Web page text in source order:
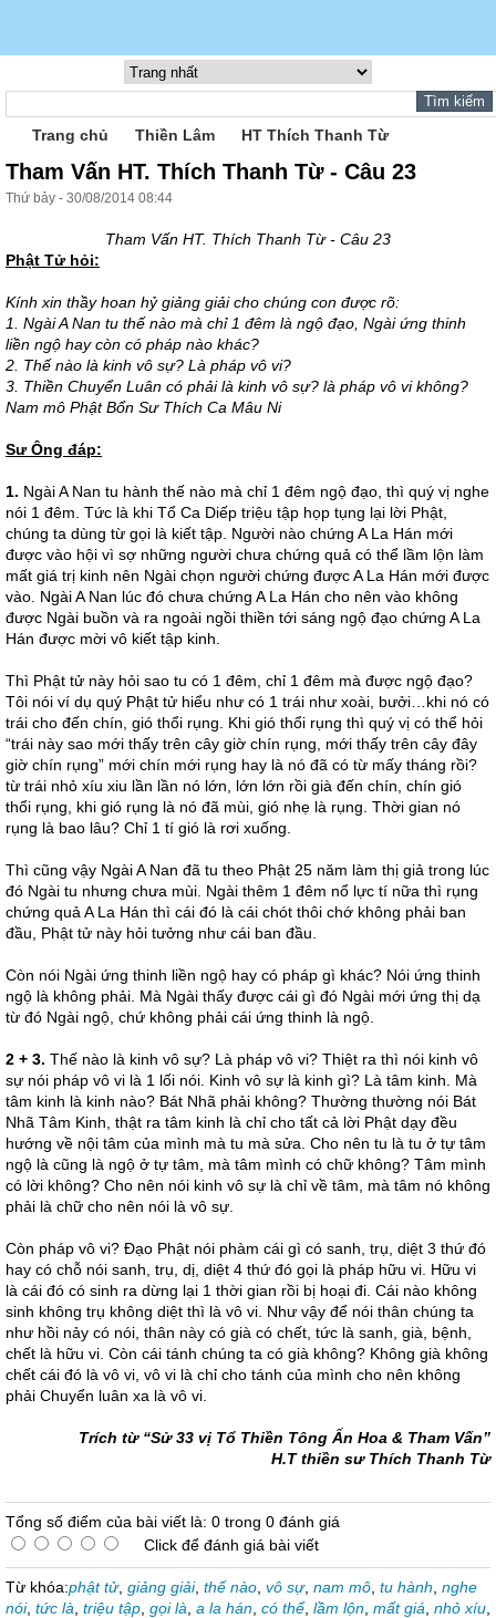
Trang chủ Thiền Lâm HT Thích Thanh Từ
Tham Vấn HT. Thích Thanh Từ - Câu 23
Thứ bảy - 30/08/2014 08:44
Tham Vấn HT. Thích Thanh Từ - Câu 23
Phật Tử hỏi:
Kính xin thầy hoan hỷ giảng giải cho chúng con được rõ:
1. Ngài A Nan tu thế nào mà chỉ 1 đêm là ngộ đạo, Ngài ứng thinh
liền ngộ hay còn có pháp nào khác?
2. Thế nào là kinh vô sự? Là pháp vô vi?
3. Thiền Chuyển Luân có phải là kinh vô sự? là pháp vô vi không?
Nam mô Phật Bổn Sư Thích Ca Mâu Ni
Sư Ông đáp:
1. Ngài A Nan tu hành thế nào mà chỉ 1 đêm ngộ đạo, thì quý vị nghe
nói 1 đêm. Tức là khi Tổ Ca Diếp triệu tập họp tụng lại lời Phật,
chúng ta dùng từ gọi là kiết tập. Người nào chứng A La Hán mới
được vào hội vì sợ những người chưa chứng quả có thể lầm lộn làm
mất giá trị kinh nên Ngài chọn người chứng được A La Hán mới được
vào. Ngài A Nan lúc đó chưa chứng A La Hán cho nên vào không
được Ngài buồn và ra ngoài ngồi thiền tới sáng ngộ đạo chứng A La
Hán được mời vô kiết tập kinh.
Thì Phật tử này hỏi sao tu có 1 đêm, chỉ 1 đêm mà được ngộ đạo?
Tôi nói ví dụ quý Phật tử hiểu như có 1 trái như xoài, bưởi…khi nó có
trái cho đến chín, gió thổi rụng. Khi gió thổi rụng thì quý vị có thể hỏi
“trái này sao mới thấy trên cây giờ chín rụng, mới thấy trên cây đây
giờ chín rụng” mới chín mới rụng hay là nó đã có từ mấy tháng rồi?
từ trái nhỏ xíu xiu lần lần nó lớn, lớn lớn rồi già đến chín, chín gió
thổi rụng, khi gió rụng là nó đã mùi, gió nhẹ là rụng. Thời gian nó
rụng là bao lâu? Chỉ 1 tí gió là rơi xuống.
Thì cũng vậy Ngài A Nan đã tu theo Phật 25 năm làm thị giả trong lúc
đó Ngài tu nhưng chưa mùi. Ngài thêm 1 đêm nổ lực tí nữa thì rụng
chứng quả A La Hán thì cái đó là cái chót thôi chớ không phải ban
đầu, Phật tử này hỏi tưởng như cái ban đầu.
Còn nói Ngài ứng thinh liền ngộ hay có pháp gì khác? Nói ứng thinh
ngộ là không phải. Mà Ngài thấy được cái gì đó Ngài mới ứng thị dạ
từ đó Ngài ngộ, chứ không phải cái ứng thinh là ngộ.
2 + 3. Thế nào là kinh vô sự? Là pháp vô vi? Thiệt ra thì nói kinh vô
sự nói pháp vô vi là 1 lối nói. Kinh vô sự là kinh gì? Là tâm kinh. Mà
tâm kinh là kinh nào? Bát Nhã phải không? Thường thường nói Bát
Nhã Tâm Kinh, thật ra tâm kinh là chỉ cho tất cả lời Phật dạy đều
hướng về nội tâm của mình mà tu mà sửa. Cho nên tu là tu ở tự tâm
ngộ là cũng là ngộ ở tự tâm, mà tâm mình có chữ không? Tâm mình
có lời không? Cho nên nói kinh vô sự là chỉ về tâm, mà tâm nó không
phải là chữ cho nên nói là vô sự.
Còn pháp vô vi? Đạo Phật nói phàm cái gì có sanh, trụ, diệt 3 thứ đó
hay có chỗ nói sanh, trụ, dị, diệt 4 thứ đó gọi là pháp hữu vi. Hữu vi
là cái đó có sinh ra dừng lại 1 thời gian rồi bị hoại đi. Cái nào không
sinh không trụ không diệt thì là vô vi. Như vậy để nói thân chúng ta
như hồi nảy có nói, thân này có già có chết, tức là sanh, già, bệnh,
chết là hữu vi. Còn cái tánh chúng ta có già không? Không già không
chết cái đó là vô vi, vô vi là chỉ cho tánh của mình cho nên không
phải Chuyển luân xa là vô vi.
Trích từ “Sử 33 vị Tổ Thiền Tông Ấn Hoa & Tham Vấn”
H.T thiền sư Thích Thanh Từ
Tổng số điểm của bài viết là: 0 trong 0 đánh giá
Click để đánh giá bài viết
Từ khóa:phật tử, giảng giải, thế nào vô sự, nam mô tu hành nghe
nói, tức là triệu tập gọi là a la hán có thể, lầm lộn mất giá nhỏ xíu